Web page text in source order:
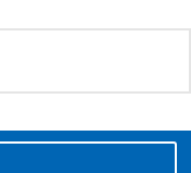
rights reserved.